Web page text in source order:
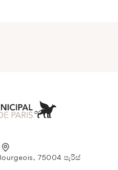
75004 පැරිස්